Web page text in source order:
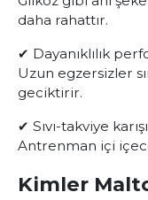
daha rahattır.
✔ Dayanıklılık
Uzun egzersizler
geciktirir.
✔ Sıvı-takviye
Antrenman içi
Kimler